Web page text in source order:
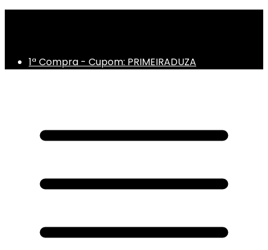
1ª Compra - Cupom: PRIMEIRADUZA